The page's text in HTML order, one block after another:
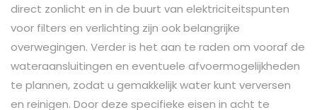
direct zonlicht en in de buurt van elektriciteitspunten
voor filters en verlichting zijn ook belangrijke
overwegingen. Verder is het aan te raden om vooraf de
wateraansluitingen en eventuele afvoermogelijkheden
te plannen, zodat u gemakkelijk water kunt verversen
en reinigen. Door deze specifieke eisen in acht te